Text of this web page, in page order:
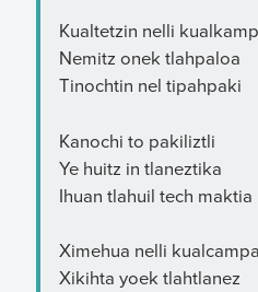
Kualtetzin nelli
Nemitz onek tlahpaloa
Tinochtin nel tipahpaki
Kanochi to pakiliztli
Ye huitz in tlaneztika
Ihuan tlahuil tech maktia
Ximehua nelli kualcampa
Xikihta yoek tlahtlanez